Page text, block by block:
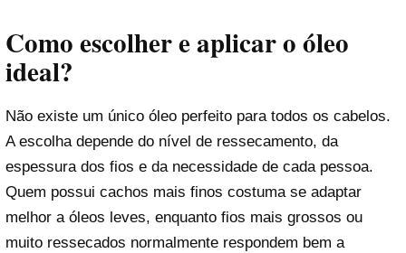
Como escolher e aplicar o óleo
ideal?
Não existe um único óleo perfeito para todos os cabelos.
A escolha depende do nível de ressecamento, da
espessura dos fios e da necessidade de cada pessoa.
Quem possui cachos mais finos costuma se adaptar
melhor a óleos leves, enquanto fios mais grossos ou
muito ressecados normalmente respondem bem a